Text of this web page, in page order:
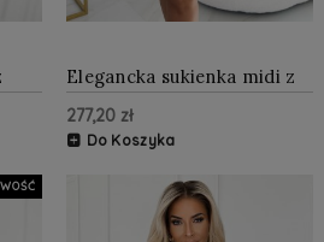
Elegancka sukienka midi z
dekoltem i rozcięciem na
nogę Beżowa
277,20 zł
Do Koszyka